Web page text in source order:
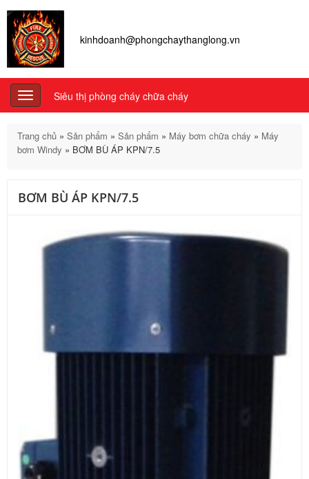
kinhdoanh@phongchaythanglong.vn
Toggle
navigation
Siêu thị phòng cháy chữa cháy
Trang chủ » Sản phẩm » Sản phẩm » Máy bơm chữa cháy » Máy
bơm Windy » BƠM BÙ ÁP KPN/7.5
BƠM BÙ ÁP KPN/7.5